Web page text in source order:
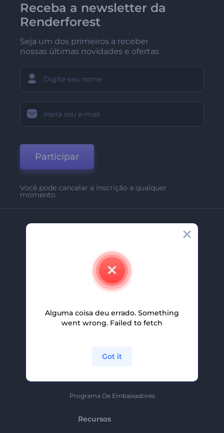
Receba a newsletter da
Renderforest
Seja um dos primeiros a receber
nossas últimas novidades e ofertas
Participar
Você pode cancelar a inscrição a qualquer
momento
Contate-Nos
Carreiras
Programa De Afiliados
Programa De Embaixadores
Recursos
Alguma coisa deu errado. Something
went wrong. Failed to fetch
Got it